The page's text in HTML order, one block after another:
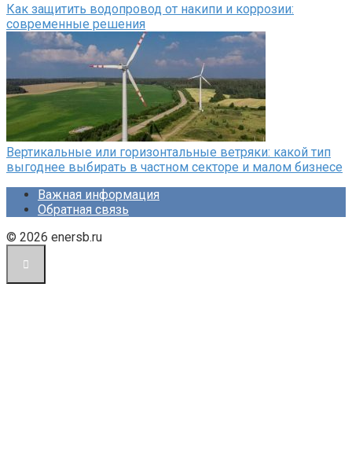
Как защитить водопровод от накипи и коррозии:
современные решения
Вертикальные или горизонтальные ветряки: какой тип
выгоднее выбирать в частном секторе и малом бизнесе
Важная информация
Обратная связь
© 2026 enersb.ru